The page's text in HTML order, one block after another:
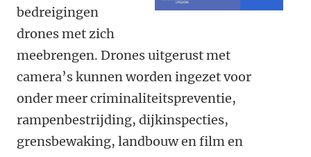
bedreigingen
drones met zich
meebrengen. Drones uitgerust met
camera’s kunnen worden ingezet voor
onder meer criminaliteitspreventie,
rampenbestrijding, dijkinspecties,
grensbewaking, landbouw en film en